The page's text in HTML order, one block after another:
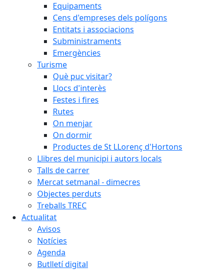
Equipaments
Cens d'empreses dels polígons
Entitats i associacions
Subministraments
Emergències
Turisme
Què puc visitar?
Llocs d'interès
Festes i fires
Rutes
On menjar
On dormir
Productes de St LLorenç d'Hortons
Llibres del municipi i autors locals
Talls de carrer
Mercat setmanal - dimecres
Objectes perduts
Treballs TREC
Actualitat
Avisos
Notícies
Agenda
Butlletí digital